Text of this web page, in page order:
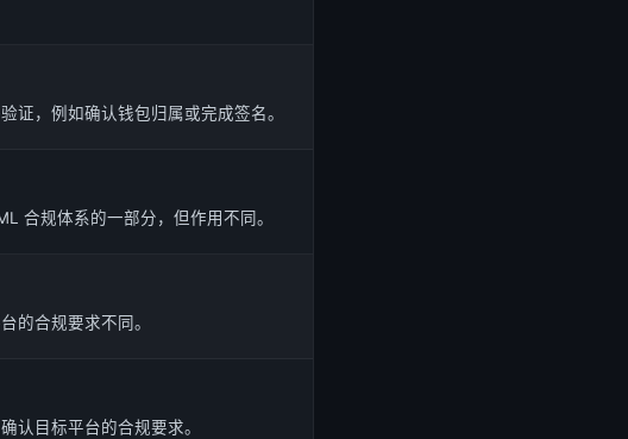
证，例如确认钱包归属或完成签名。
合规体系的一部分，但作用不同。
的合规要求不同。
认目标平台的合规要求。